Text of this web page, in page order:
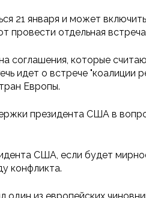
21 января и может
провести отдельная
соглашения, которые
идет о встрече "коалиции
Европы.
президента США в
США, если будет
конфликта.